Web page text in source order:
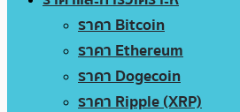
ราคา Bitcoin
ราคา Ethereum
ราคา Dogecoin
ราคา Ripple (XRP)